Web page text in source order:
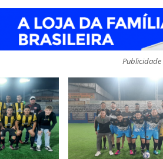
Publicidade